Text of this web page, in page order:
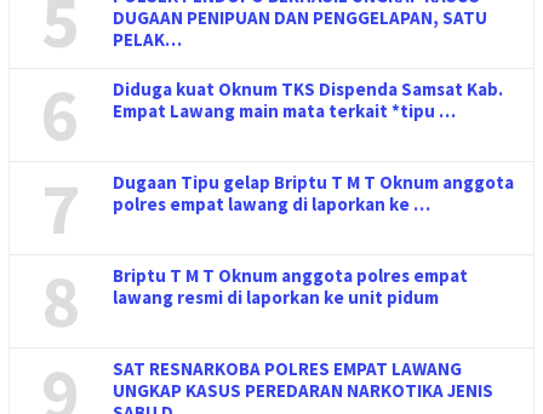
5
DUGAAN PENIPUAN DAN PENGGELAPAN, SATU
PELAK…
6
Diduga kuat Oknum TKS Dispenda Samsat Kab.
Empat Lawang main mata terkait *tipu …
7
Dugaan Tipu gelap Briptu T M T Oknum anggota
polres empat lawang di laporkan ke …
8
Briptu T M T Oknum anggota polres empat
lawang resmi di laporkan ke unit pidum
9
SAT RESNARKOBA POLRES EMPAT LAWANG
UNGKAP KASUS PEREDARAN NARKOTIKA JENIS